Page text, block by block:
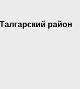
район